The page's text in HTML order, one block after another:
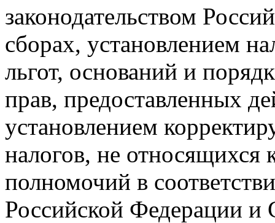
законодательством
сборах, установлением
льгот, оснований и
прав, предоставленных
установлением
налогов, не относящихся
полномочий в
Российской Федерации и